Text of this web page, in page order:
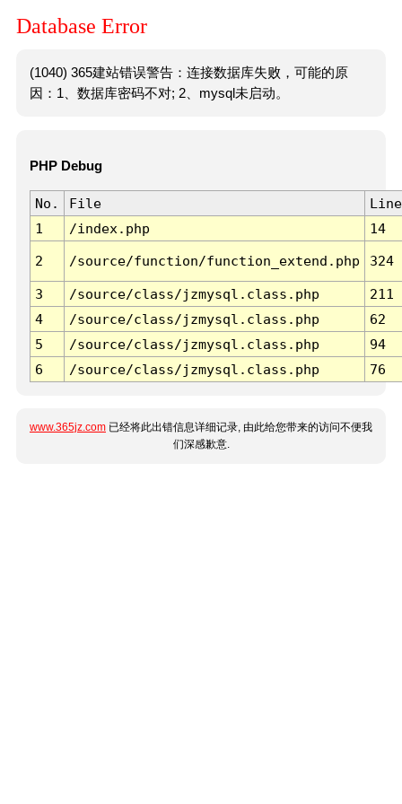
Database Error
(1040) 365建站错误警告：连接数据库失败，可能的原
因：1、数据库密码不对; 2、mysql未启动。
PHP Debug
No. File
Line
1
/index.php 14
2 /source/function/function_extend.php 324
3 /source/class/jzmysql.class.php
211
4
/source/class/jzmysql.class.php
62
5
/source/class/jzmysql.class.php
94
6
/source/class/jzmysql.class.php 76
www.365jz.com 已经将此出错信息详细记录, 由此给您带来的访问不便我
们深感歉意.